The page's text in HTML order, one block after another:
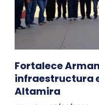
Fortalece
infraestructura
Altamira